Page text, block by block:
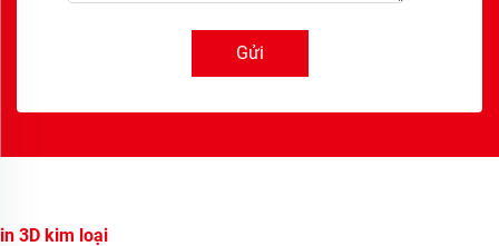
Gửi
in 3D kim loại